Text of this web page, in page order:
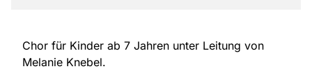
Chor für Kinder ab 7 Jahren unter Leitung von
Melanie Knebel.